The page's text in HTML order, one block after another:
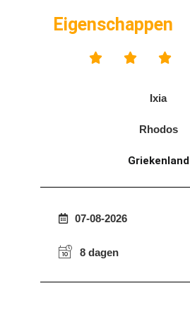
Eigenschappen
  
Ixia
Rhodos
Griekenland
07-08-2026
8 dagen